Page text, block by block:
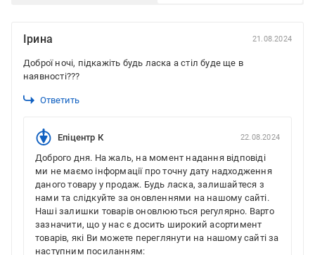
Ірина 21.08.2024
Доброї ночі, підкажіть будь ласка а стіл буде ще в
наявності???
Ответить
Епіцентр К 22.08.2024
Доброго дня. На жаль, на момент надання відповіді
ми не маємо інформації про точну дату надходження
даного товару у продаж. Будь ласка, залишайтеся з
нами та слідкуйте за оновленнями на нашому сайті.
Наші залишки товарів оновлюються регулярно. Варто
зазначити, що у нас є досить широкий асортимент
товарів, які Ви можете переглянути на нашому сайті за
наступним посиланням: